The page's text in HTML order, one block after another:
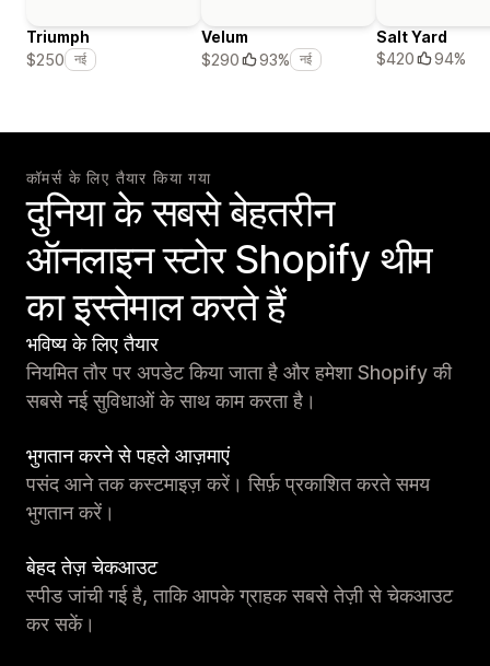
Triumph
$250
नई
Velum
$290
93% नई
Salt Yard
$420
94%
कॉमर्स के लिए तैयार किया गया
दुनिया के सबसे बेहतरीन
ऑनलाइन स्टोर Shopify थीम
का इस्तेमाल करते हैं
भविष्य के लिए तैयार
नियमित तौर पर अपडेट किया जाता है और हमेशा Shopify की
सबसे नई सुविधाओं के साथ काम करता है।
भुगतान करने से पहले आज़माएं
पसंद आने तक कस्टमाइज़ करें। सिर्फ़ प्रकाशित करते समय
भुगतान करें।
बेहद तेज़ चेकआउट
स्पीड जांची गई है, ताकि आपके ग्राहक सबसे तेज़ी से चेकआउट
कर सकें।